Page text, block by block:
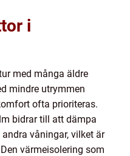
i
med många äldre
mindre utrymmen
ofta prioriteras.
bidrar till att dämpa
våningar, vilket är
värmeisolering som